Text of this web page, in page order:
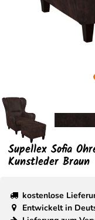
Supellex Sofia
Kunstleder Braun
kostenlose
Entwickelt in